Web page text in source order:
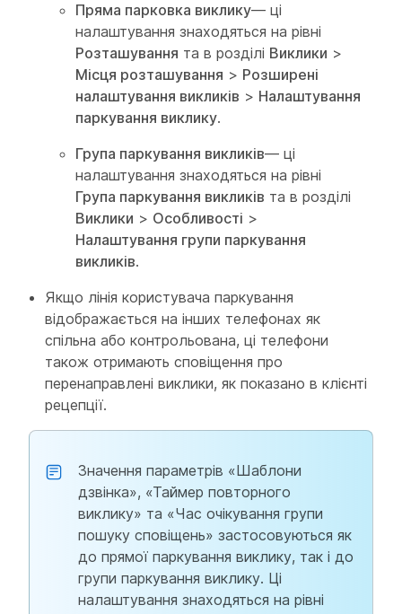
Пряма парковка виклику— ці
налаштування знаходяться на рівні
Розташування та в розділі Виклики >
Місця розташування > Розширені
налаштування викликів > Налаштування
паркування виклику.
Група паркування викликів— ці
налаштування знаходяться на рівні
Група паркування викликів та в розділі
Виклики > Особливості >
Налаштування групи паркування
викликів.
Якщо лінія користувача паркування
відображається на інших телефонах як
спільна або контрольована, ці телефони
також отримають сповіщення про
перенаправлені виклики, як показано в клієнті
рецепції.
Значення параметрів «Шаблони
дзвінка», «Таймер повторного
виклику» та «Час очікування групи
пошуку сповіщень» застосовуються як
до прямої паркування виклику, так і до
групи паркування виклику. Ці
налаштування знаходяться на рівні